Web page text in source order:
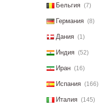
Бельгия (7)
Германия (8)
Дания (1)
Индия (52)
Иран (16)
Испания (166)
Италия (145)